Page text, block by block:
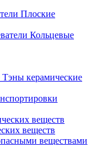
Плоские
Кольцевые
Тэны керамические
веществ